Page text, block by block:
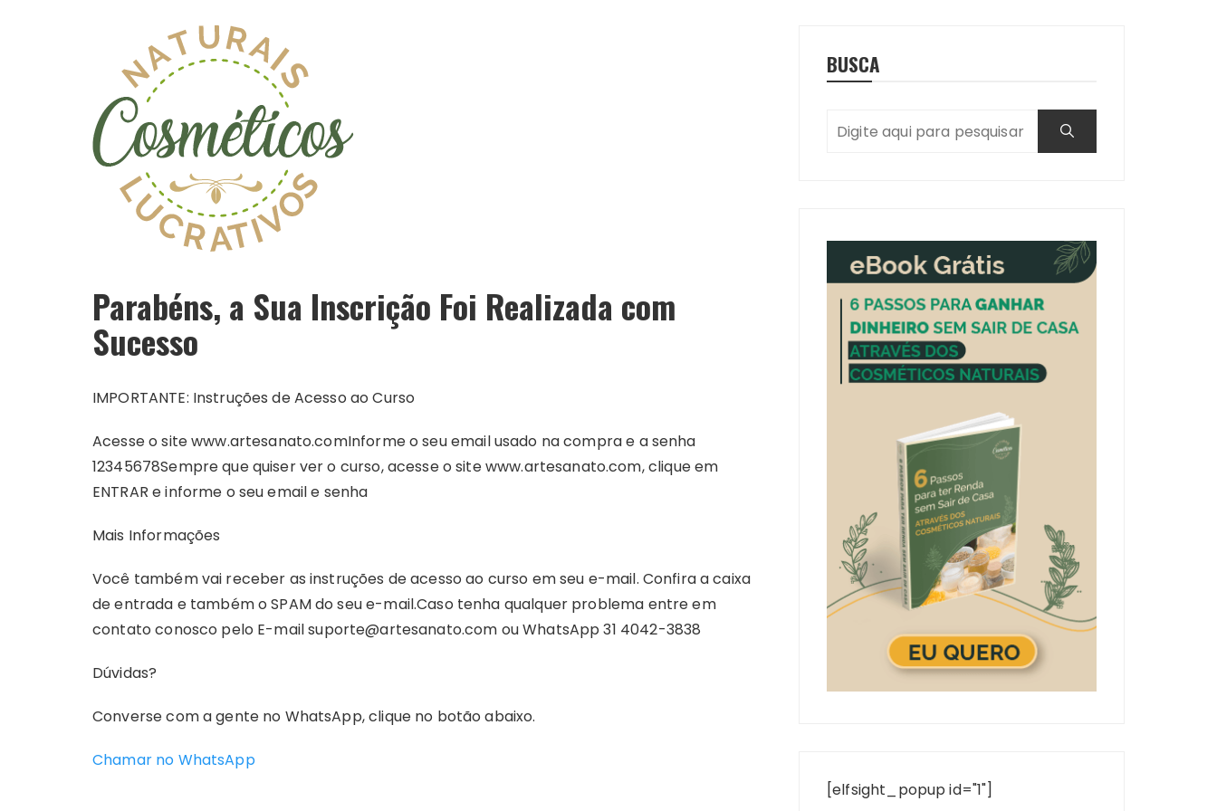
Parabéns, a Sua Inscrição Foi Realizada com
Sucesso
IMPORTANTE: Instruções de Acesso ao Curso
Acesse o site www.artesanato.comInforme o seu email usado na compra e a senha
12345678Sempre que quiser ver o curso, acesse o site www.artesanato.com, clique em
ENTRAR e informe o seu email e senha
Mais Informações
Você também vai receber as instruções de acesso ao curso em seu e-mail. Confira a caixa
de entrada e também o SPAM do seu e-mail.Caso tenha qualquer problema entre em
contato conosco pelo E-mailsuporte@artesanato.com ou WhatsApp 31 4042-3838
Dúvidas?
Converse com a gente no WhatsApp, clique no botão abaixo.
Chamar no WhatsApp
BUSCA
[elfsight_popup id="1"]